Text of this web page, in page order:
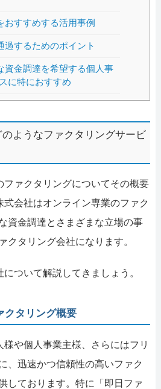
おすすめする活用事例
過するためのポイント
資金調達を希望する個人事
に特におすすめ
ようなファクタリングサービ
ファクタリングについてその概要
式会社はオンライン専業のファク
資金調達とさまざまな立場の事
クタリング会社になります。
ついて解説してきましょう。
クタリング概要
や個人事業主様、さらにはフリ
、迅速かつ信頼性の高いファク
しております。特に「即日ファ